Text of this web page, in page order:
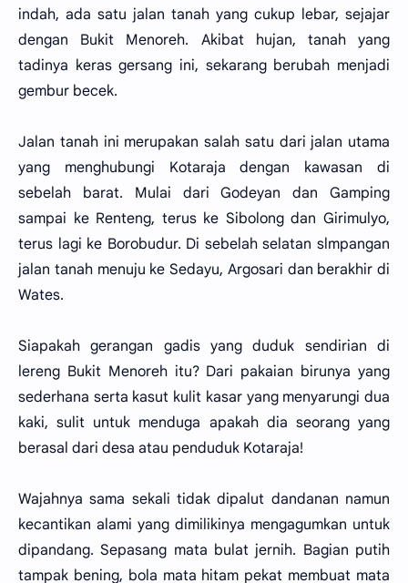
indah, ada satu jalan tanah yang cukup lebar, sejajar
dengan Bukit Menoreh. Akibat hujan, tanah yang
tadinya keras gersang ini, sekarang berubah menjadi
gembur becek.
Jalan tanah ini merupakan salah satu dari jalan utama
yang menghubungi Kotaraja dengan kawasan di
sebelah barat. Mulai dari Godeyan dan Gamping
sampai ke Renteng, terus ke Sibolong dan Girimulyo,
terus lagi ke Borobudur. Di sebelah selatan slmpangan
jalan tanah menuju ke Sedayu, Argosari dan berakhir di
Wates.
Siapakah gerangan gadis yang duduk sendirian di
lereng Bukit Menoreh itu? Dari pakaian birunya yang
sederhana serta kasut kulit kasar yang menyarungi dua
kaki, sulit untuk menduga apakah dia seorang yang
berasal dari desa atau penduduk Kotaraja!
Wajahnya sama sekali tidak dipalut dandanan namun
kecantikan alami yang dimilikinya mengagumkan untuk
dipandang. Sepasang mata bulat jernih. Bagian putih
tampak bening, bola mata hitam pekat membuat mata